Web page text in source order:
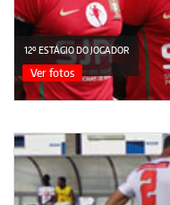
12º ESTÁGIO DO JOGADOR
Ver fotos